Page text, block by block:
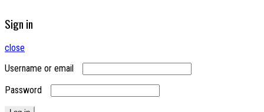
Sign in
close
Username or email
Password